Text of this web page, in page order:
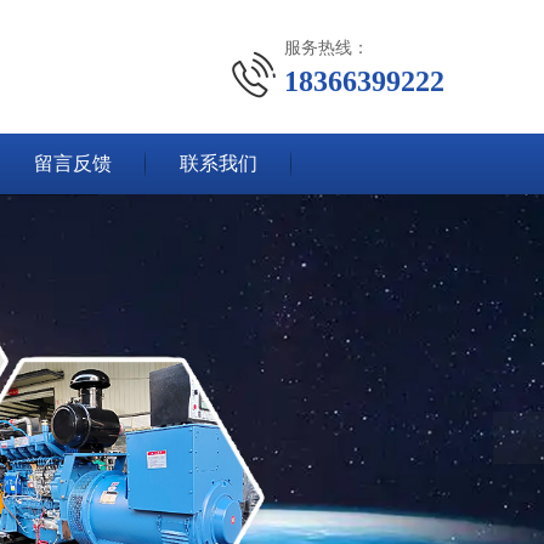
服务热线：
18366399222
留言反馈 联系我们